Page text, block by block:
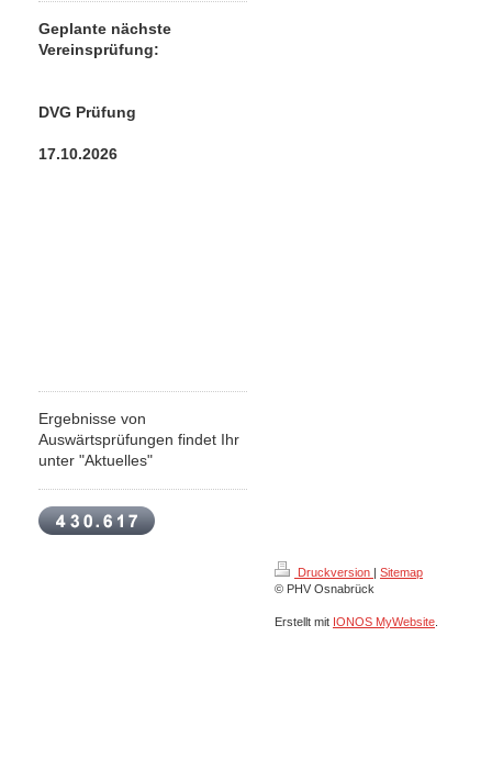
Geplante nächste
Vereinsprüfung:
DVG Prüfung
17.10.2026
Ergebnisse von
Auswärtsprüfungen findet Ihr
unter "Aktuelles"
Druckversion | Sitemap
© PHV Osnabrück
Erstellt mit IONOS MyWebsite